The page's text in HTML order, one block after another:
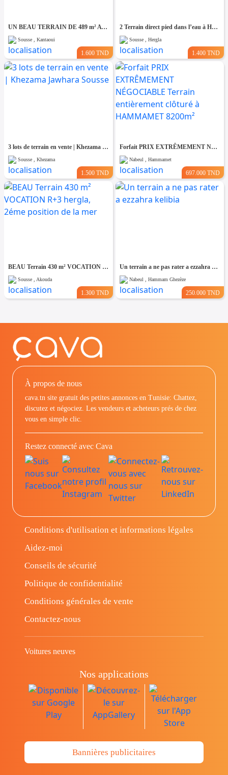
UN BEAU TERRAIN DE 489 m² A KANTAOUI
Sousse , Kantaoui
1.600 TND
2 Terrain direct pied dans l’eau à Hergla
Sousse , Hergla
1.400 TND
3 lots de terrain en vente | Khezama Jawhara Sousse
Sousse , Khezama
1.500 TND
Forfait PRIX EXTRÊMEMENT NÉGOCIABLE Terrain entièrement clôturé à HAMMAMET 8200m²
Nabeul , Hammamet
697.000 TND
BEAU Terrain 430 m² VOCATION R+3 hergla, 2éme position de la mer
Sousse , Akouda
1.300 TND
Un terrain a ne pas rater a ezzahra kelibia
Nabeul , Hammam Ghezèze
250.000 TND
À propos de nous
cava.tn site gratuit des petites annonces en Tunisie: Chattez,
discutez et négociez. Les vendeurs et acheteurs prés de chez
vous en simple clic.
Restez connecté avec Cava
Conditions d'utilisation et informations légales
Aidez-moi
Conseils de sécurité
Politique de confidentialité
Conditions générales de vente
Contactez-nous
Voitures neuves
Nos applications
Bannières publicitaires